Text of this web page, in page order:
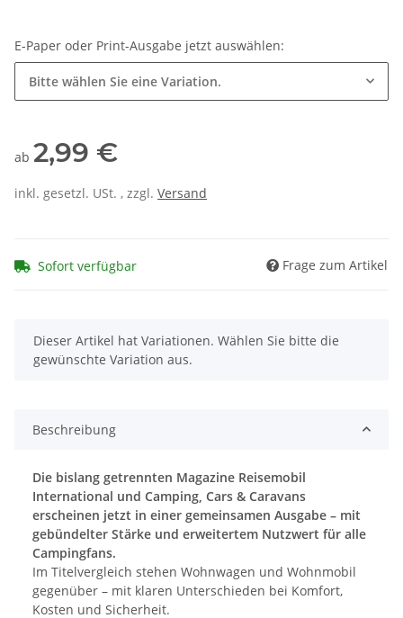
E-Paper oder Print-Ausgabe jetzt auswählen:
Bitte wählen Sie eine Variation.
ab 2,99 €
inkl. gesetzl. USt. , zzgl. Versand
Sofort verfügbar Frage zum Artikel
x
Dieser Artikel hat Variationen. Wählen Sie bitte die
gewünschte Variation aus.
Beschreibung
Die bislang getrennten Magazine Reisemobil
International und Camping, Cars & Caravans
erscheinen jetzt in einer gemeinsamen Ausgabe – mit
gebündelter Stärke und erweitertem Nutzwert für alle
Campingfans.
Im Titelvergleich stehen Wohnwagen und Wohnmobil
gegenüber – mit klaren Unterschieden bei Komfort,
Kosten und Sicherheit.